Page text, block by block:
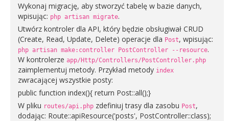
Wykonaj migrację, aby stworzyć tabelę w bazie danych,
wpisując: php artisan migrate.
Utwórz kontroler dla API, który będzie obsługiwał CRUD
(Create, Read, Update, Delete) operacje dla Post, wpisując:
php artisan make:controller PostController --resource.
W kontrolerze app/Http/Controllers/PostController.php
zaimplementuj metody. Przykład metody index
zwracającej wszystkie posty:
public function index(){ return Post::all();}
W pliku routes/api.php zdefiniuj trasy dla zasobu Post,
dodając: Route::apiResource('posts', PostController::class);